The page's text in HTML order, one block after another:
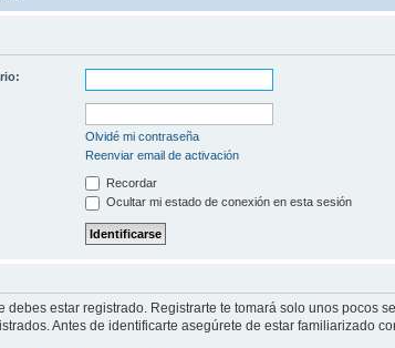
Olvidé mi contraseña
Reenviar email de activación
Recordar
Ocultar mi estado de conexión en esta sesión
debes estar registrado. Registrarte te tomará solo unos pocos
Antes de identificarte asegúrete de estar familiarizado